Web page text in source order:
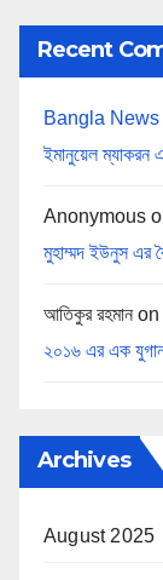
Recent
Bangla
ইমানুয়েল ম্যাকরন
Anonymous
মুহাম্মদ ইউনুস এর
আতিকুর রহমান on
২০১৬ এর এক
Archives
August 2025